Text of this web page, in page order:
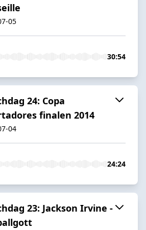
05
30:54
24: Copa
finalen 2014
04
24:24
23: Jackson Irvine -